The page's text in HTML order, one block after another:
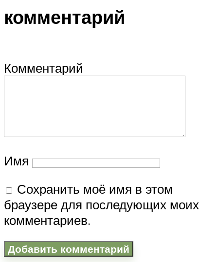
комментарий
Комментарий
Имя
Сохранить моё имя в этом
браузере для последующих моих
комментариев.